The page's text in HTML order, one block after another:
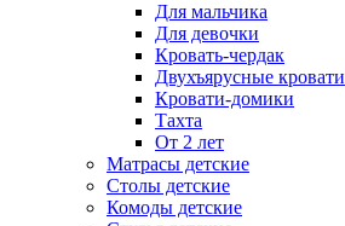
Для мальчика
Для девочки
Кровать-чердак
Двухъярусные кровати
Кровати-домики
Тахта
От 2 лет
Матрасы детские
Столы детские
Комоды детские